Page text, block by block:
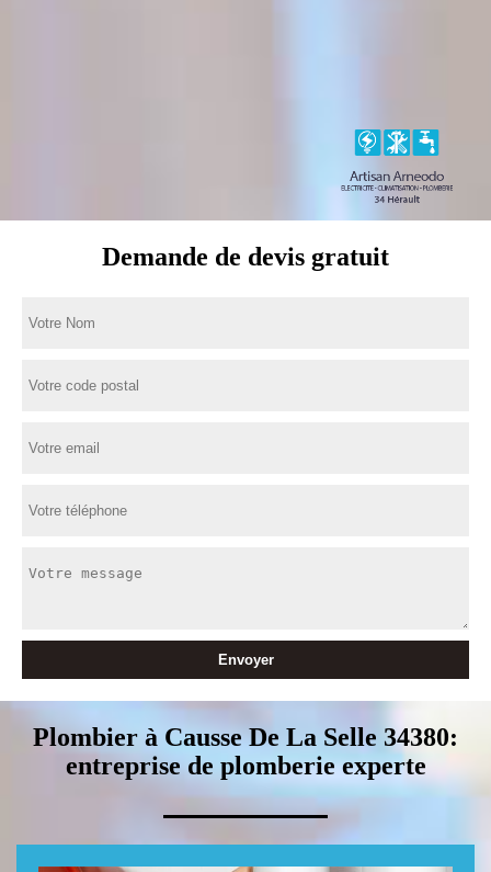
Demande de devis gratuit
Plombier à Causse De La Selle 34380:
entreprise de plomberie experte